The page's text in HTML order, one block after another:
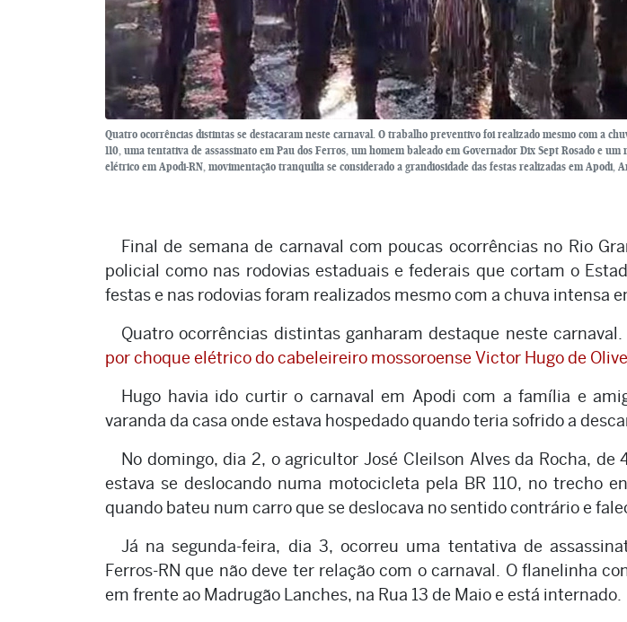
Quatro ocorrências distintas se destacaram neste carnaval. O trabalho preventivo foi realizado mesmo com a
110, uma tentativa de assassinato em Pau dos Ferros, um homem baleado em Governador Dix Sept Rosado e
elétrico em Apodi-RN, movimentação tranquilia se considerado a grandiosidade das festas realizadas em Apodi,
Final de semana de carnaval com poucas ocorrências no Rio
policial como nas rodovias estaduais e federais que cortam o
festas e nas rodovias foram realizados mesmo com a chuva intensa
Quatro ocorrências distintas ganharam destaque neste
por choque elétrico do cabeleireiro mossoroense Victor Hugo de
Hugo havia ido curtir o carnaval em Apodi com a família e
varanda da casa onde estava hospedado quando teria sofrido a
No domingo, dia 2, o agricultor José Cleilson Alves da Rocha, de
estava se deslocando numa motocicleta pela BR 110, no trecho
quando bateu num carro que se deslocava no sentido contrário e
Já na segunda-feira, dia 3, ocorreu uma tentativa de
Ferros-RN que não deve ter relação com o carnaval. O flanelinha
em frente ao Madrugão Lanches, na Rua 13 de Maio e está internado.